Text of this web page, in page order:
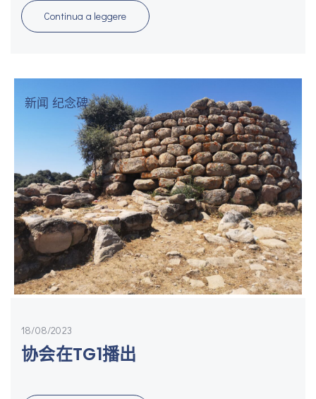
Continua a leggere
新闻 纪念碑
18/08/2023
协会在TG1播出